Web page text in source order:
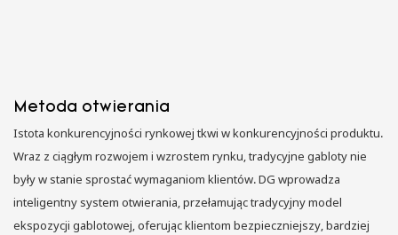
Metoda otwierania
Istota konkurencyjności rynkowej tkwi w konkurencyjności produktu.
Wraz z ciągłym rozwojem i wzrostem rynku, tradycyjne gabloty nie
były w stanie sprostać wymaganiom klientów. DG wprowadza
inteligentny system otwierania, przełamując tradycyjny model
ekspozycji gablotowej, oferując klientom bezpieczniejszy, bardziej